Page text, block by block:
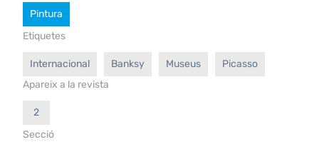
Pintura
Etiquetes
Internacional Banksy Museus
Picasso
Apareix a la revista
2
Secció